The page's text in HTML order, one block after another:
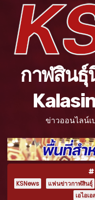
กาฬสินธุ์
ข่าวออนไลน์เ
KSNews แฟนข่าวกาฬสินธุ์
เอไอเอ